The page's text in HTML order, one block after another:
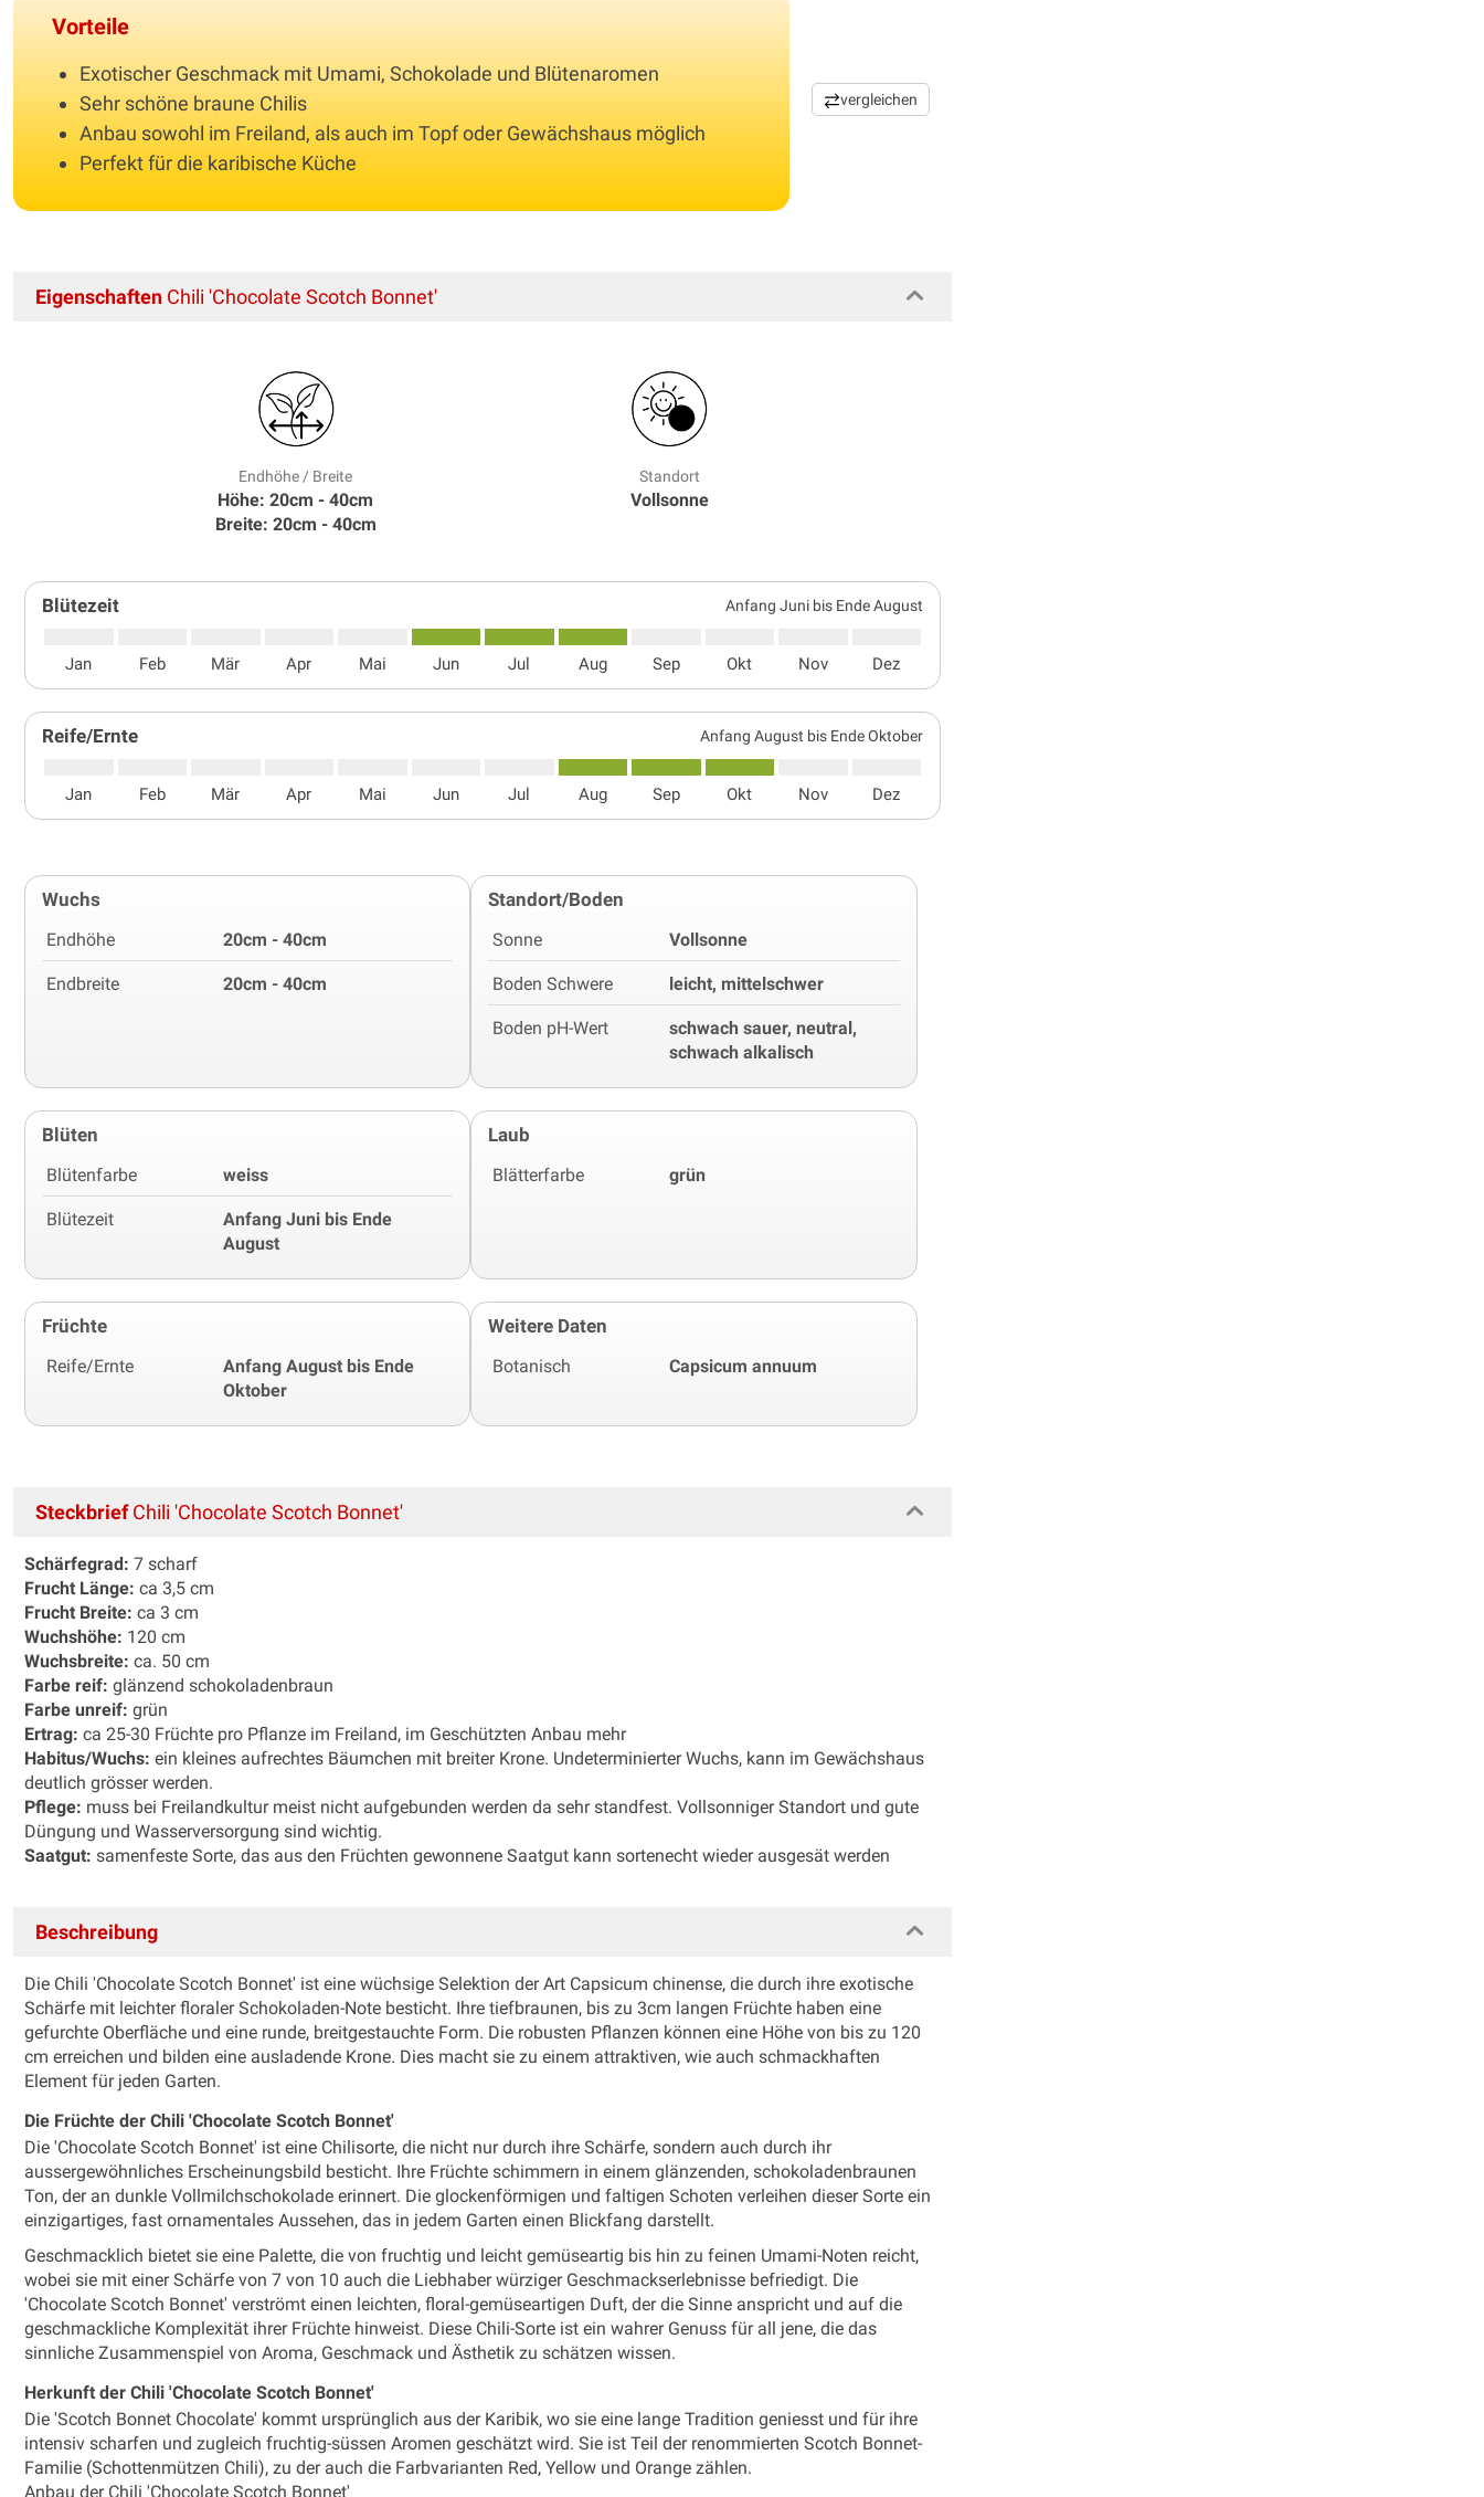
Vorteile
Exotischer Geschmack mit Umami, Schokolade und Blütenaromen
Sehr schöne braune Chilis
Anbau sowohl im Freiland, als auch im Topf oder Gewächshaus möglich
Perfekt für die karibische Küche
vergleichen
Eigenschaften Chili 'Chocolate Scotch Bonnet'
Endhöhe / Breite
Höhe: 20cm - 40cm
Breite: 20cm - 40cm
Standort
Vollsonne
Blütezeit Anfang Juni bis Ende August
Jan Feb Mär Apr Mai Jun Jul Aug Sep Okt Nov Dez
Reife/Ernte Anfang August bis Ende Oktober
Jan Feb Mär Apr Mai Jun Jul Aug Sep Okt Nov Dez
Wuchs
Endhöhe 20cm - 40cm
Endbreite 20cm - 40cm
Standort/Boden
Sonne Vollsonne
Boden Schwere leicht, mittelschwer
Boden pH-Wert
schwach sauer, neutral,
schwach alkalisch
Blüten
Blütenfarbe weiss
Blütezeit
Anfang Juni bis Ende
August
Laub
Blätterfarbe grün
Früchte
Reife/Ernte
Anfang August bis Ende
Oktober
Weitere Daten
Botanisch Capsicum annuum
SteckbriefChili 'Chocolate Scotch Bonnet'
Schärfegrad: 7 scharf
Frucht Länge: ca 3,5 cm
Frucht Breite: ca 3 cm
Wuchshöhe: 120 cm
Wuchsbreite: ca. 50 cm
Farbe reif: glänzend schokoladenbraun
Farbe unreif: grün
Ertrag: ca 25-30 Früchte pro Pflanze im Freiland, im Geschützten Anbau mehr
Habitus/Wuchs: ein kleines aufrechtes Bäumchen mit breiter Krone. Undeterminierter Wuchs, kann im Gewächshaus
deutlich grösser werden.
Pflege: muss bei Freilandkultur meist nicht aufgebunden werden da sehr standfest. Vollsonniger Standort und gute
Düngung und Wasserversorgung sind wichtig.
Saatgut: samenfeste Sorte, das aus den Früchten gewonnene Saatgut kann sortenecht wieder ausgesät werden
Beschreibung
Die Chili 'Chocolate Scotch Bonnet' ist eine wüchsige Selektion der Art Capsicum chinense, die durch ihre exotische
Schärfe mit leichter floraler Schokoladen-Note besticht. Ihre tiefbraunen, bis zu 3cm langen Früchte haben eine
gefurchte Oberfläche und eine runde, breitgestauchte Form. Die robusten Pflanzen können eine Höhe von bis zu 120
cm erreichen und bilden eine ausladende Krone. Dies macht sie zu einem attraktiven, wie auch schmackhaften
Element für jeden Garten.
Die Früchte der Chili 'Chocolate Scotch Bonnet'
Die 'Chocolate Scotch Bonnet' ist eine Chilisorte, die nicht nur durch ihre Schärfe, sondern auch durch ihr
aussergewöhnliches Erscheinungsbild besticht. Ihre Früchte schimmern in einem glänzenden, schokoladenbraunen
Ton, der an dunkle Vollmilchschokolade erinnert. Die glockenförmigen und faltigen Schoten verleihen dieser Sorte ein
einzigartiges, fast ornamentales Aussehen, das in jedem Garten einen Blickfang darstellt.
Geschmacklich bietet sie eine Palette, die von fruchtig und leicht gemüseartig bis hin zu feinen Umami-Noten reicht,
wobei sie mit einer Schärfe von 7 von 10 auch die Liebhaber würziger Geschmackserlebnisse befriedigt. Die
'Chocolate Scotch Bonnet' verströmt einen leichten, floral-gemüseartigen Duft, der die Sinne anspricht und auf die
geschmackliche Komplexität ihrer Früchte hinweist. Diese Chili-Sorte ist ein wahrer Genuss für all jene, die das
sinnliche Zusammenspiel von Aroma, Geschmack und Ästhetik zu schätzen wissen.
Herkunft der Chili 'Chocolate Scotch Bonnet'
Die 'Scotch Bonnet Chocolate' kommt ursprünglich aus der Karibik, wo sie eine lange Tradition geniesst und für ihre
intensiv scharfen und zugleich fruchtig-süssen Aromen geschätzt wird. Sie ist Teil der renommierten Scotch Bonnet-
Familie (Schottenmützen Chili), zu der auch die Farbvarianten Red, Yellow und Orange zählen.
Anbau der Chili 'Chocolate Scotch Bonnet'